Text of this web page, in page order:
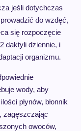
jeśli dotychczas
do wzdęć,
się rozpoczęcie
daktyli dziennie, i
organizmu.
wody, aby
płynów, błonnik
zagęszczając
owoców,